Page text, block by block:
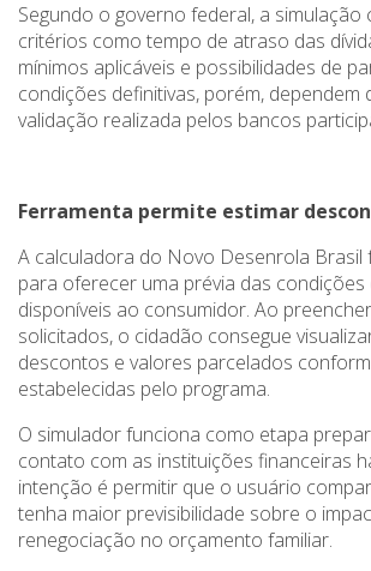
Segundo o governo federal, a simulação
critérios como tempo de atraso das
mínimos aplicáveis e possibilidades de
condições definitivas, porém, dependem
validação realizada pelos bancos
Ferramenta permite estimar
A calculadora do Novo Desenrola Brasil
para oferecer uma prévia das
disponíveis ao consumidor. Ao
solicitados, o cidadão consegue
descontos e valores parcelados
estabelecidas pelo programa.
O simulador funciona como etapa
contato com as instituições financeiras
intenção é permitir que o usuário
tenha maior previsibilidade sobre o
renegociação no orçamento familiar.